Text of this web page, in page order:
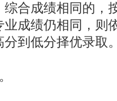
合成绩相同的，
成绩仍相同，则
到低分择优录取